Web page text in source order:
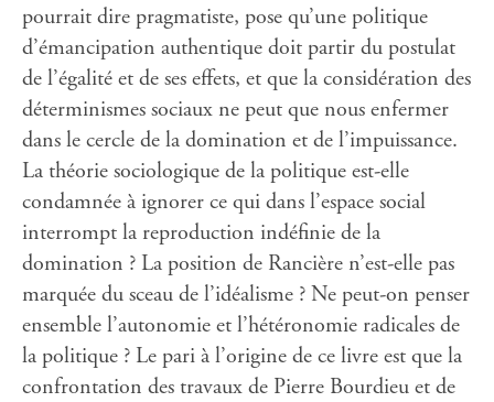
pourrait dire pragmatiste, pose qu’une politique
d’émancipation authentique doit partir du postulat
de l’égalité et de ses effets, et que la considération des
déterminismes sociaux ne peut que nous enfermer
dans le cercle de la domination et de l’impuissance.
La théorie sociologique de la politique est-elle
condamnée à ignorer ce qui dans l’espace social
interrompt la reproduction indéfinie de la
domination ? La position de Rancière n’est-elle pas
marquée du sceau de l’idéalisme ? Ne peut-on penser
ensemble l’autonomie et l’hétéronomie radicales de
la politique ? Le pari à l’origine de ce livre est que la
confrontation des travaux de Pierre Bourdieu et de